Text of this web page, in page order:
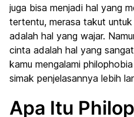
juga bisa menjadi hal yang
tertentu, merasa takut
adalah hal yang wajar.
cinta adalah hal yang
kamu mengalami
simak penjelasannya lebih
Apa Itu